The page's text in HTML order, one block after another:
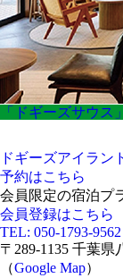
「ドギーズサウス
ドギーズアイラン
予約はこちら
会員限定の宿泊プ
会員登録はこちら
TEL: 050-1793-9562
〒289-1135 千葉県
（Google Map）